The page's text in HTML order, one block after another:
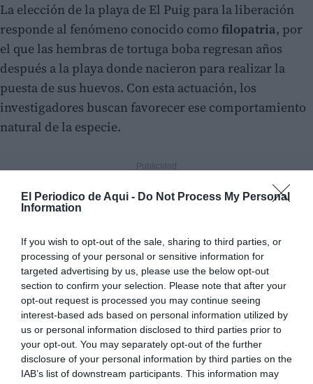
El Periodico de Aqui - Do Not Process My Personal
Information
If you wish to opt-out of the sale, sharing to third parties, or
processing of your personal or sensitive information for
targeted advertising by us, please use the below opt-out
section to confirm your selection. Please note that after your
opt-out request is processed you may continue seeing
interest-based ads based on personal information utilized by
us or personal information disclosed to third parties prior to
your opt-out. You may separately opt-out of the further
disclosure of your personal information by third parties on the
IAB’s list of downstream participants. This information may
La elección de la playa de El Puig para la liberación
responde al fenómeno conocido como filopatria, por
el que las hembras de tortuga boba regresan años
después a la playa donde nacieron para realizar la
puesta de sus huevos. Con esta actuación, los
investigadores buscan favorecer ese comportamiento
natural de la especie.